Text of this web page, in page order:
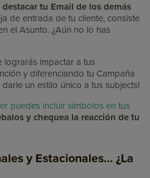
destacar tu Email de los demás
de entrada de tu cliente, consiste
el Asunto. ¿Aún no lo has
lograrás impactar a tus
y diferenciando tu Campaña
un estilo único a tus subjects!
puedes incluir símbolos en tus
y chequea la reacción de tu
y Estacionales… ¿La